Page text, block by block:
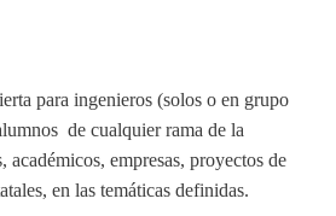
para ingenieros (solos o en grupo
de cualquier rama de la
empresas, proyectos de
en las temáticas definidas.